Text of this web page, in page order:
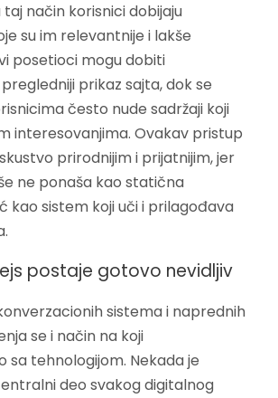
način korisnici dobijaju
su im relevantnije i lakše
posetioci mogu dobiti
prikaz sajta, dok se
često nude sadržaji koji
interesovanjima. Ovakav pristup
prirodnijim i prijatnijim, jer
ne ponaša kao statična
kao sistem koji uči i prilagođava
postaje gotovo nevidljiv
sistema i naprednih
se i način na koji
sa tehnologijom. Nekada je
deo svakog digitalnog